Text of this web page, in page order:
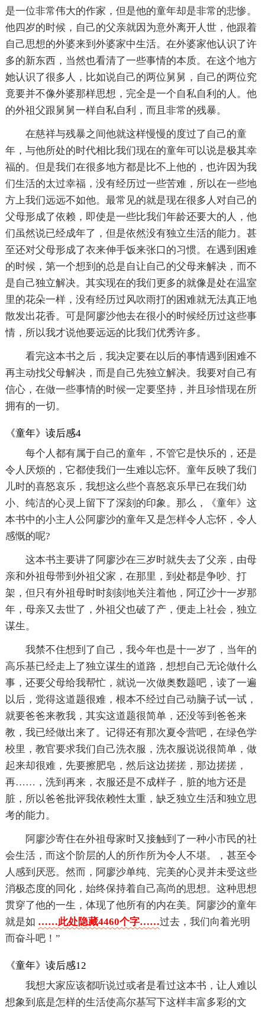
是一位非常伟大的作家，但是他的童年却是非常的悲惨。
他四岁的时候，自己的父亲就因为意外离开人世，他跟着
自己思想的外婆来到外婆家中生活。在外婆家他认识了许
多的新东西，当然也看清了一些事情的本质。在这个地方
她认识了很多人，比如说自己的两位舅舅，自己的两位究
竟要并不像外婆那样思想，完全是一个自私自利的人。他
的外祖父跟舅舅一样自私自利，而且非常的残暴。
在慈祥与残暴之间他就这样慢慢的度过了自己的童
年，与他所处的时代相比我们现在的童年可以说是极其幸
福的。但是我们在很多地方都是比不上他的，也许因为我
们生活的太过幸福，没有经历过一些苦难，所以在一些地
方上我们远远不如他。最常见的就是现在很多人对自己的
父母形成了依赖，即使是一些比我们年龄还要大的人，他
们虽然说已经成年了，但是依然没有独立生活的能力。甚
至还对父母形成了衣来伸手饭来张口的习惯。在遇到困难
的时候，第一个想到的总是自让自己的父母来解决，而不
是自己独立解决。其实现在的我们更多的就像是处在温室
里的花朵一样，没有经历过风吹雨打的困难就无法真正地
散发出花香。可是阿廖沙他去在很小的时候经历过这些事
情，所以我才说他要远远的比我们优秀许多。
看完这本书之后，我决定要在以后的事情遇到困难不
再主动找父母解决，而是自己先独立解决。我要对自己有
信心，在做一些事情的时候一定要坚持，并且珍惜现在所
拥有的一切。
《童年》读后感4
每个人都有属于自己的童年，不管它是快乐的，还是
令人厌烦的，它都使我们一生难以忘怀。童年反映了我们
儿时的喜怒哀乐，我想这么些个喜怒哀乐早已在我们幼
小、纯洁的心灵上留下了深刻的印象。那么，《童年》这
本书中的小主人公阿廖沙的童年又是怎样令人忘怀，令人
感慨的呢?
这本书主要讲了阿廖沙在三岁时就失去了父亲，由母
亲和外祖母带到外祖父家，在那里，到处都是争吵、打
架，但只有外祖母时时刻刻地关注着他，阿辽沙十一岁那
年，母亲又去世了，外祖父也破了产，便走上社会，独立
谋生。
我禁不住想到了自己，我今年也是十一岁了，当年的
高乐基已经走上了独立谋生的道路，想想自己无论做什么
事，还要父母给我帮忙，就说一次做奥数题吧，读了一遍
以后，觉得这道题很难，根本不经过自己动脑子试一试，
就要爸爸来教我，其实这道题很简单，还没等到爸爸来
教，我已经做出来了。记得还有那次夏令营吧，在绿色学
校里，教官要求我们自己洗衣服，洗衣服说说很简单，做
起来却很难，先要擦肥皂，然后这边搓搓，那边搓搓，
再……，洗到再来，衣服还是不成样子，脏的地方还是
脏，所以爸爸批评我依赖性太重，缺乏独立生活和独立思
考的能力。
阿廖沙寄住在外祖母家时又接触到了一种小市民的社
会生活，而这个阶层的人的所作所为令人不堪。，甚至令
人感到厌恶。然而，阿廖沙单纯、完美的心灵并未受这些
消极态度的同化，始终保持着自己高尚的思想。这种思想
贯穿了他的一生，体现了他所有的内在美。阿廖沙的童年
就是如 ……此处隐藏4460个字……过去，我们向着光明
而奋斗吧！”
《童年》读后感12
我想大家应该都听说过或者是看过这本书，让人难以
想象到底是怎样的生活使高尔基写下这样丰富多彩的文